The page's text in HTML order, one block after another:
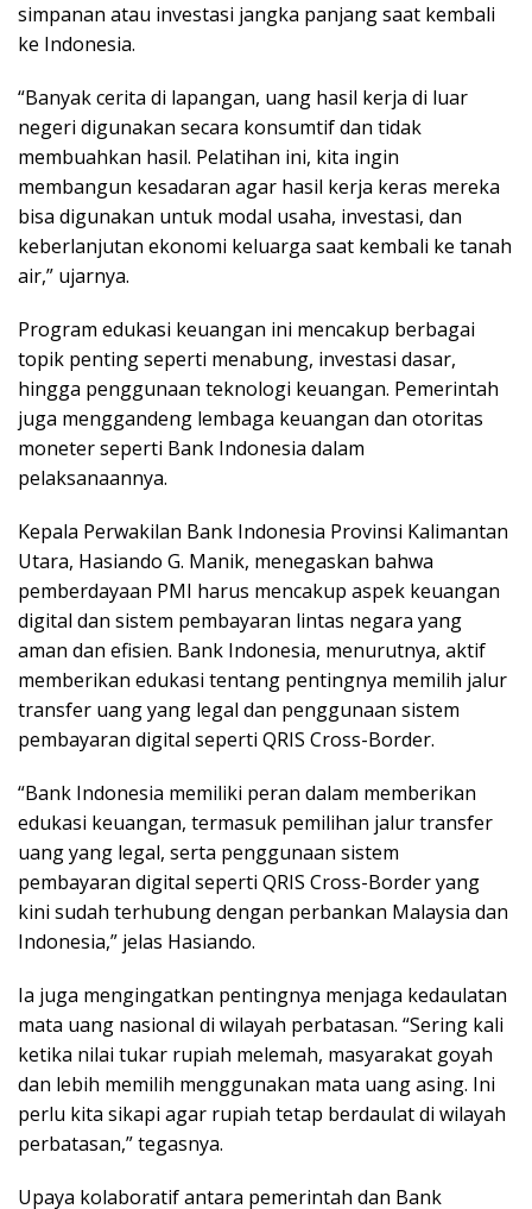
simpanan atau investasi jangka panjang saat kembali
ke Indonesia.
“Banyak cerita di lapangan, uang hasil kerja di luar
negeri digunakan secara konsumtif dan tidak
membuahkan hasil. Pelatihan ini, kita ingin
membangun kesadaran agar hasil kerja keras mereka
bisa digunakan untuk modal usaha, investasi, dan
keberlanjutan ekonomi keluarga saat kembali ke tanah
air,” ujarnya.
Program edukasi keuangan ini mencakup berbagai
topik penting seperti menabung, investasi dasar,
hingga penggunaan teknologi keuangan. Pemerintah
juga menggandeng lembaga keuangan dan otoritas
moneter seperti Bank Indonesia dalam
pelaksanaannya.
Kepala Perwakilan Bank Indonesia Provinsi Kalimantan
Utara, Hasiando G. Manik, menegaskan bahwa
pemberdayaan PMI harus mencakup aspek keuangan
digital dan sistem pembayaran lintas negara yang
aman dan efisien. Bank Indonesia, menurutnya, aktif
memberikan edukasi tentang pentingnya memilih jalur
transfer uang yang legal dan penggunaan sistem
pembayaran digital seperti QRIS Cross-Border.
“Bank Indonesia memiliki peran dalam memberikan
edukasi keuangan, termasuk pemilihan jalur transfer
uang yang legal, serta penggunaan sistem
pembayaran digital seperti QRIS Cross-Border yang
kini sudah terhubung dengan perbankan Malaysia dan
Indonesia,” jelas Hasiando.
Ia juga mengingatkan pentingnya menjaga kedaulatan
mata uang nasional di wilayah perbatasan. “Sering kali
ketika nilai tukar rupiah melemah, masyarakat goyah
dan lebih memilih menggunakan mata uang asing. Ini
perlu kita sikapi agar rupiah tetap berdaulat di wilayah
perbatasan,” tegasnya.
Upaya kolaboratif antara pemerintah dan Bank